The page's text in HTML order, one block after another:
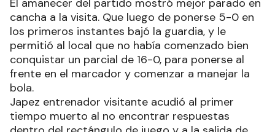
El amanecer del partido mostró mejor parado en
cancha a la visita. Que luego de ponerse 5-0 en
los primeros instantes bajó la guardia, y le
permitió al local que no había comenzado bien
conquistar un parcial de 16-0, para ponerse al
frente en el marcador y comenzar a manejar la
bola.
Japez entrenador visitante acudió al primer
tiempo muerto al no encontrar respuestas